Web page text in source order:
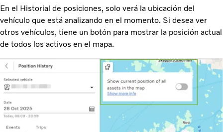
En el Historial de posiciones, solo verá la ubicación del
vehículo que está analizando en el momento. Si desea ver
otros vehículos, tiene un botón para mostrar la posición actual
de todos los activos en el mapa.